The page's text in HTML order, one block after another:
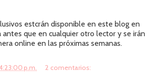
estcrán disponible en este blog en
antes que en cualquier otro lector y se irán
online en las próximas semanas.
p.m. 2 comentarios: